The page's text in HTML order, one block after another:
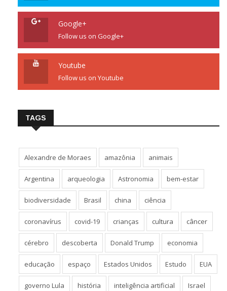
Google+
Follow us on Google+
Youtube
Follow us on Youtube
TAGS
Alexandre de Moraes amazônia animais
Argentina arqueologia Astronomia bem-estar
biodiversidade Brasil china ciência
coronavírus covid-19 crianças cultura câncer
cérebro descoberta Donald Trump economia
educação espaço Estados Unidos Estudo EUA
governo Lula história inteligência artificial Israel